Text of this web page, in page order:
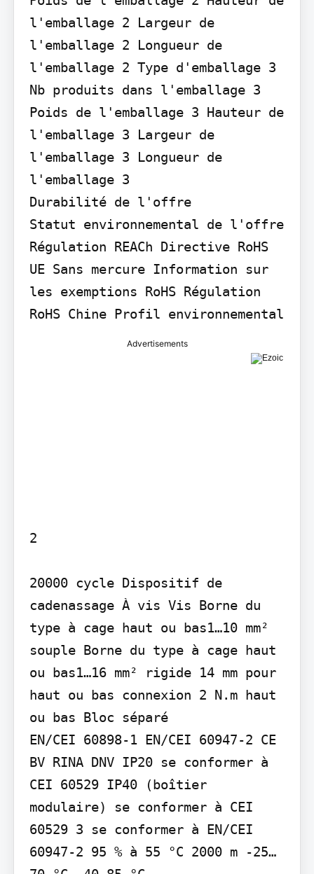
l'emballage 2 Largeur de
l'emballage 2 Longueur de
l'emballage 2 Type d'emballage 3
Nb produits dans l'emballage 3
Poids de l'emballage 3 Hauteur de
l'emballage 3 Largeur de
l'emballage 3 Longueur de
l'emballage 3
Durabilité de l'offre
Statut environnemental de l'offre
Régulation REACh Directive RoHS
UE Sans mercure Information sur
les exemptions RoHS Régulation
RoHS Chine Profil environnemental
Advertisements
2
20000 cycle Dispositif de
cadenassage À vis Vis Borne du
type à cage haut ou bas1…10 mm²
souple Borne du type à cage haut
ou bas1…16 mm² rigide 14 mm pour
haut ou bas connexion 2 N.m haut
ou bas Bloc séparé
EN/CEI 60898-1 EN/CEI 60947-2 CE
BV RINA DNV IP20 se conformer à
CEI 60529 IP40 (boîtier
modulaire) se conformer à CEI
60529 3 se conformer à EN/CEI
60947-2 95 % à 55 °C 2000 m -25…